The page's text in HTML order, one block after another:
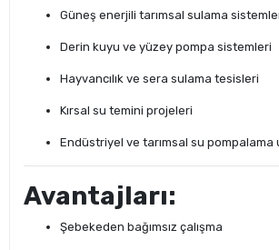
Güneş enerjili tarımsal sulama
Derin kuyu ve yüzey pompa sistemleri
Hayvancılık ve sera sulama tesisleri
Kırsal su temini projeleri
Endüstriyel ve tarımsal su pompalama
Avantajları:
Şebekeden bağımsız çalışma